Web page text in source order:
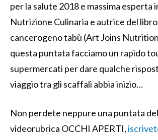
per la salute 2018 e massima esperta
Nutrizione Culinaria e autrice del
cancerogeno tabù (Art Joins
questa puntata facciamo un rapido
supermercati per dare qualche
viaggio tra gli scaffali abbia inizio…
Non perdete neppure una puntata
videorubrica OCCHI APERTI,